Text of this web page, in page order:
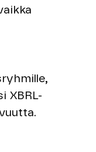
XBRL-